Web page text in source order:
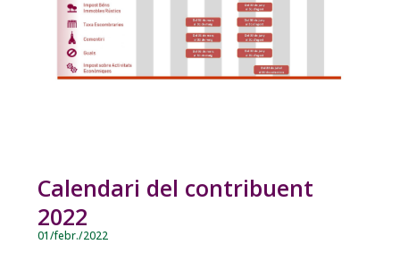
Calendari del contribuent
2022
01/febr./2022